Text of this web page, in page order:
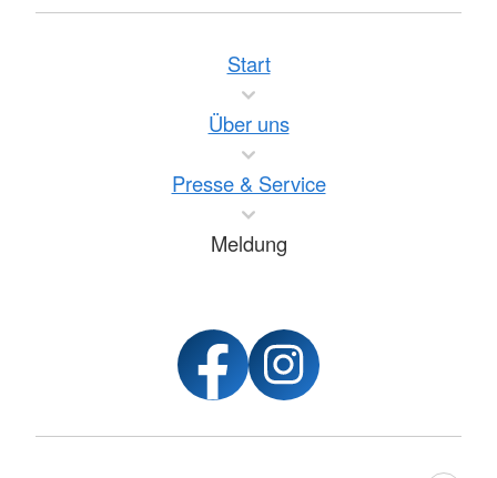
Start
Über uns
Presse & Service
Meldung